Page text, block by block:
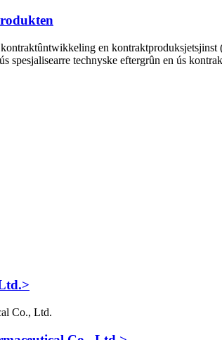
en
spesjalisearre technyske eftergrûn en ús